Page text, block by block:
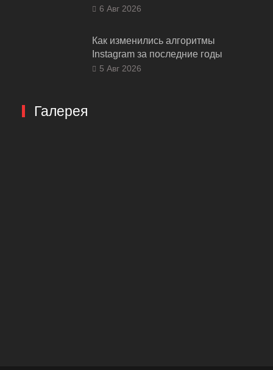
6 Авг 2026
Как изменились алгоритмы
Instagram за последние годы
5 Авг 2026
Галерея